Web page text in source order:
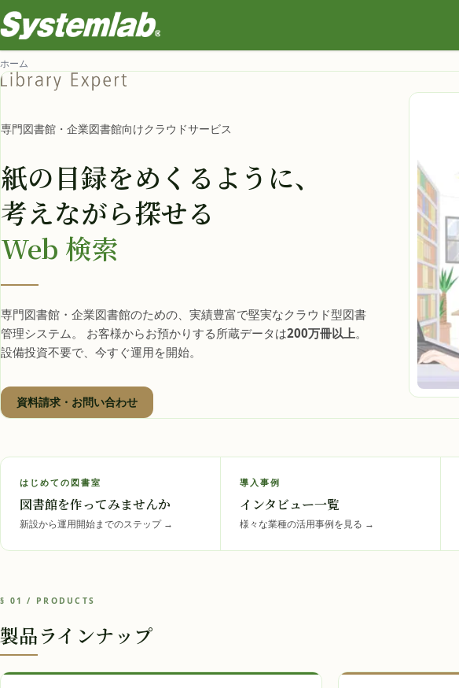
ホーム
専門図書館・企業図書館向けクラウドサービス
紙の目録をめくるように、
考えながら探せる
Web 検索
専門図書館・企業図書館のための、実績豊富で堅実なクラウド型図書
管理システム。 お客様からお預かりする所蔵データは200万冊以上。
設備投資不要で、今すぐ運用を開始。
資料請求・お問い合わせ
はじめての図書室
図書館を作ってみませんか
新設から運用開始までのステップ →
導入事例
インタビュー一覧
様々な業種の活用事例を見る →
§ 01 / PRODUCTS
製品ラインナップ